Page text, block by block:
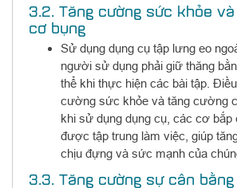
3.2. Tăng cường sức khỏe
cơ bụng
Sử dụng dụng cụ tập lưng eo
người sử dụng phải giữ thăng
thể khi thực hiện các bài tập.
cường sức khỏe và tăng cường
khi sử dụng dụng cụ, các cơ bắp
được tập trung làm việc, giúp
chịu đựng và sức mạnh của
3.3. Tăng cường sự cân